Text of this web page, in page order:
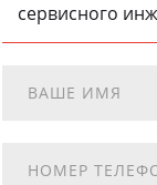
сервисного